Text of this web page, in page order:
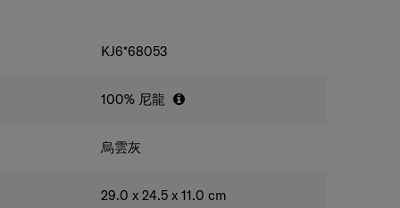
KJ6*68053
100% 尼龍
烏雲灰
29.0 x 24.5 x 11.0 cm